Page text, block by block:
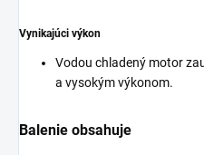
Vynikajúci výkon
Vodou chladený motor
a vysokým výkonom.
Balenie obsahuje